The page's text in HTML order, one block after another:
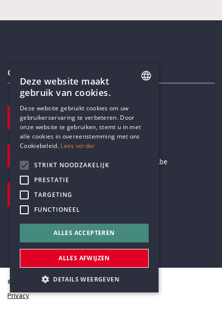
Contactgegevens
TELEFOON
+32 3 233 70 32
E-MAILADRES
secretariaat@humanistischverbond.be
Pottenbrug 4
Antwerpen, 2000
© Humanistisch Verbond 2026
Privacy
DUTCH
Deze website maakt
gebruik van cookies.
Deze website gebruikt cookies om uw
gebruikerservaring te verbeteren. Door
onze website te gebruiken, stemt u in met
alle cookies in overeenstemming met ons
Cookiebeleid. Lees verder
STRIKT NOODZAKELIJK
PRESTATIE
TARGETING
FUNCTIONEEL
ALLES ACCEPTEREN
ALLES AFWIJZEN
DETAILS WEERGEVEN